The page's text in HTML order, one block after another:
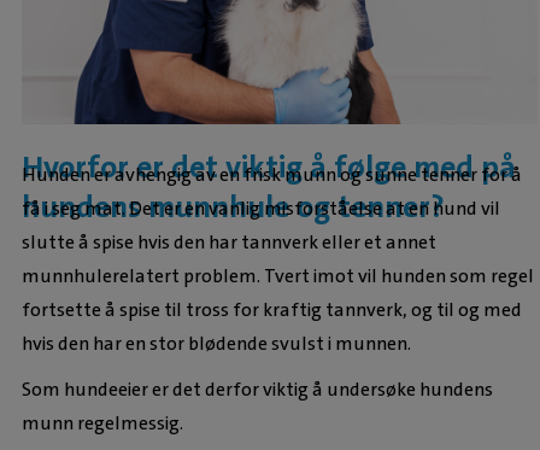
Hvorfor er det viktig å følge med på
hundens munnhule og tenner?
Hunden er avhengig av en frisk munn og sunne tenner for å
få i seg mat. Det er en vanlig misforståelse at en hund vil
slutte å spise hvis den har tannverk eller et annet
munnhulerelatert problem. Tvert imot vil hunden som regel
fortsette å spise til tross for kraftig tannverk, og til og med
hvis den har en stor blødende svulst i munnen.
Som hundeeier er det derfor viktig å undersøke hundens
munn regelmessig.